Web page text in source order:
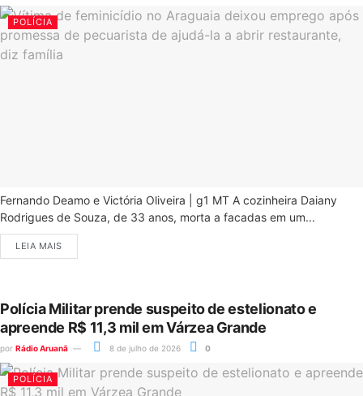
POLÍCIA
Fernando Deamo e Victória Oliveira | g1 MT A cozinheira Daiany
Rodrigues de Souza, de 33 anos, morta a facadas em um...
LEIA MAIS
Polícia Militar prende suspeito de estelionato e
apreende R$ 11,3 mil em Várzea Grande
por Rádio Aruanã 8 de julho de 2026 0
POLÍCIA